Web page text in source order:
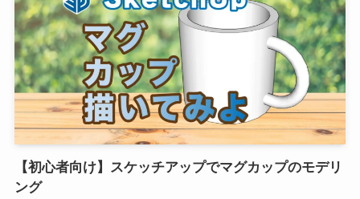
【初心者向け】スケッチアップでマグカップのモデリ
ング